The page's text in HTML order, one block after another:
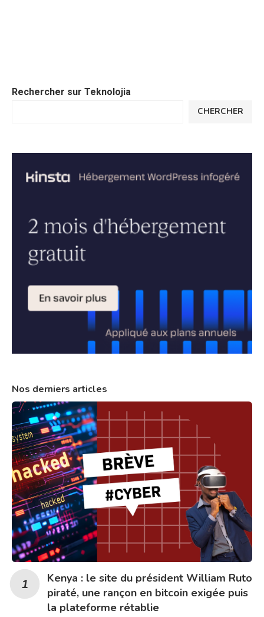
Rechercher sur Teknolojia
CHERCHER
Nos derniers articles
Kenya : le site du président William Ruto
piraté, une rançon en bitcoin exigée puis
la plateforme rétablie